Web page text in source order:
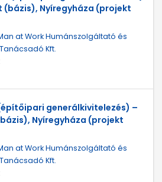
(bázis), Nyíregyháza (projekt
at Work Humánszolgáltató és
Kft.
generálkivitelezés) –
Nyíregyháza (projekt
at Work Humánszolgáltató és
Kft.